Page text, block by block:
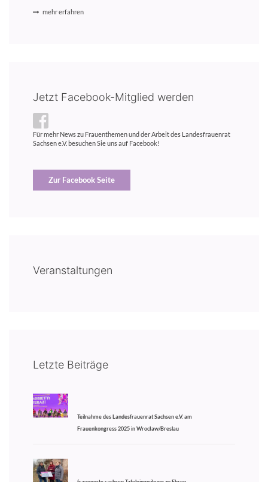
mehr erfahren
Jetzt Facebook-Mitglied werden
Für mehr News zu Frauenthemen und der Arbeit des Landesfrauenrat
Sachsen e.V. besuchen Sie uns auf Facebook!
Zur Facebook Seite
Veranstaltungen
Letzte Beiträge
Teilnahme des Landesfrauenrat Sachsen e.V. am
Frauenkongress 2025 in Wrocław/Breslau